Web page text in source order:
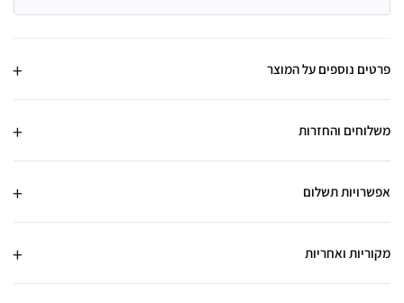
פרטים נוספים על המוצר
משלוחים והחזרות
אפשרויות תשלום
מקוריות ואחריות